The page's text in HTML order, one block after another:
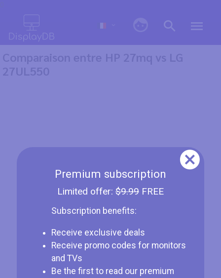
Premium subscription
Limited offer: $9.99FREE
Subscription benefits:
Receive exclusive deals
Receive promo codes for monitors
and TVs
Be the first to read our premium
Comparaison entre HP 27mq vs LG
27UL550